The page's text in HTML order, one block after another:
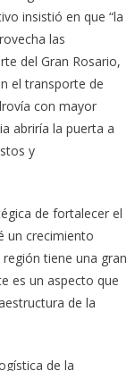
insistió en que “la
las
del Gran Rosario,
el transporte de
con mayor
abriría la puerta a
y
de fortalecer el
un crecimiento
tiene una gran
es un aspecto que
de la
de la